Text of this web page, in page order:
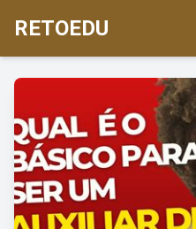
RETOEDU